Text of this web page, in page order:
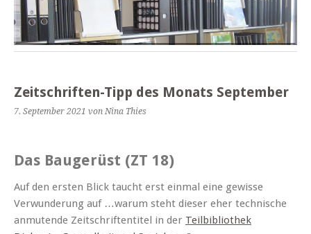
Zeitschriften-Tipp des Monats September
7. September 2021 von Nina Thies
Das Baugerüst (ZT 18)
Auf den ersten Blick taucht erst einmal eine gewisse
Verwunderung auf …warum steht dieser eher technische
anmutende Zeitschriftentitel in der Teilbibliothek